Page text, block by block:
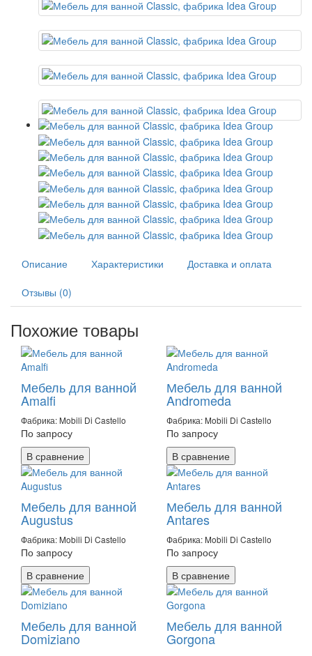
Описание Характеристики Доставка и оплата
Отзывы (0)
Похожие товары
Мебель для ванной
Amalfi
Фабрика: Mobili Di Castello
По запросу
В сравнение
Мебель для ванной
Andromeda
Фабрика: Mobili Di Castello
По запросу
В сравнение
Мебель для ванной
Augustus
Фабрика: Mobili Di Castello
По запросу
В сравнение
Мебель для ванной
Antares
Фабрика: Mobili Di Castello
По запросу
В сравнение
Мебель для ванной
Domiziano
Мебель для ванной
Gorgona